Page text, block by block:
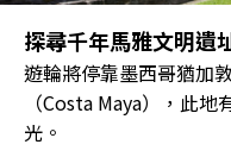
探尋千年馬雅文明遺
遊輪將停靠墨西哥猶加
（Costa Maya），此
光。